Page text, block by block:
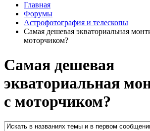
Главная
Форумы
Астрофотография и телескопы
Самая дешевая экваториальная
моторчиком?
Самая дешевая
экваториальная
с моторчиком?